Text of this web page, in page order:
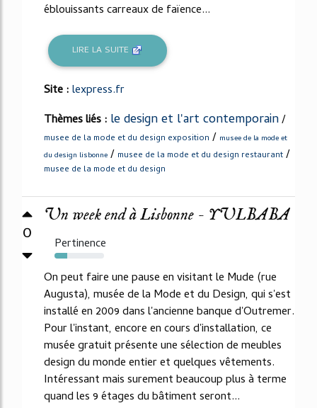
éblouissants carreaux de faïence...
LIRE LA SUITE
Site :lexpress.fr
Thèmes liés : le design et l'art contemporain/
musee de la mode et du design exposition / musee de la mode et
du design lisbonne / musee de la mode et du design restaurant /
musee de la mode et du design
0
Un week end à Lisbonne - YULBABA
Pertinence
25%
On peut faire une pause en visitant le Mude (rue
Augusta), musée de la Mode et du Design, qui s'est
installé en 2009 dans l'ancienne banque d'Outremer.
Pour l'instant, encore en cours d'installation, ce
musée gratuit présente une sélection de meubles
design du monde entier et quelques vêtements.
Intéressant mais surement beaucoup plus à terme
quand les 9 étages du bâtiment seront...